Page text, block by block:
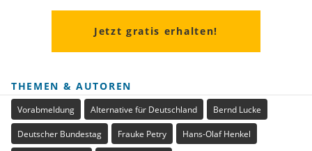
Jetzt gratis erhalten!
THEMEN & AUTOREN
Vorabmeldung Alternative für Deutschland Bernd Lucke
Deutscher Bundestag Frauke Petry Hans-Olaf Henkel